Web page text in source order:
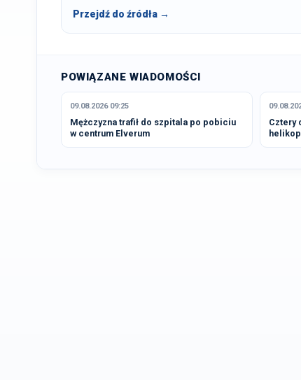
Przejdź do źródła →
POWIĄZANE WIADOMOŚCI
09.08.2026 09:25
Mężczyzna trafił do szpitala po pobiciu
w centrum Elverum
Cztery